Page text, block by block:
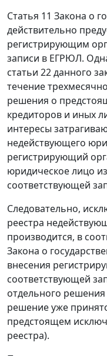
Статья 11 Закона о
действительно
регистрирующим
записи в ЕГРЮЛ.
статьи 22 данного
течение
решения о
кредиторов и иных
интересы
недействующего
регистрирующий
юридическое лицо
соответствующей
Следовательно,
реестра
производится, в
Закона о
внесения
соответствующей
отдельного
решение уже
предстоящем
реестра).